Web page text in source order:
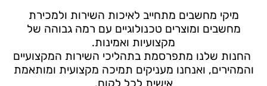
מיקי מחשבים מתחייב לאיכות השירות ולמכירת
מחשבים ומוצרים טכנולוגיים עם רמה גבוהה של
מקצועיות ואמינות.
החנות שלנו מתפרסמת בתהליכי השירות המקצועיים
והמהירים, ואנחנו מעניקים תמיכה מקצועית ומותאמת